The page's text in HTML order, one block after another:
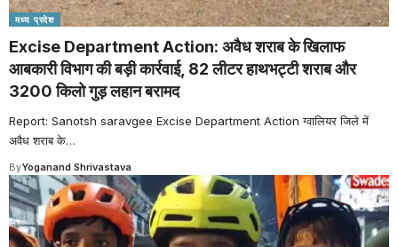
मध्य प्रदेश
Excise Department Action: अवैध शराब के खिलाफ
आबकारी विभाग की बड़ी कार्रवाई, 82 लीटर हाथभट्टी शराब और
3200 किलो गुड़ लहान बरामद
Report: Sanotsh saravgee Excise Department Action ग्वालियर जिले में
अवैध शराब के…
ByYoganand Shrivastava